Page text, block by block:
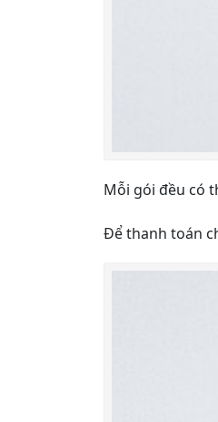
Mỗi gói đều có
Để thanh toán